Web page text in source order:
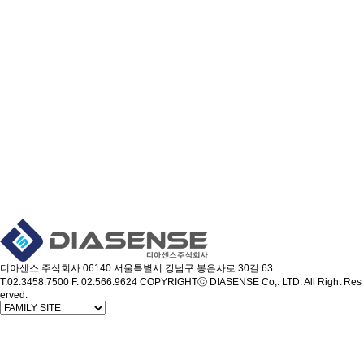
디아센스 주식회사 06140 서울특별시 강남구 봉은사로 30길 63
T.02.3458.7500 F. 02.566.9624 COPYRIGHTⓒ DIASENSE Co,. LTD. All Right Res
erved.